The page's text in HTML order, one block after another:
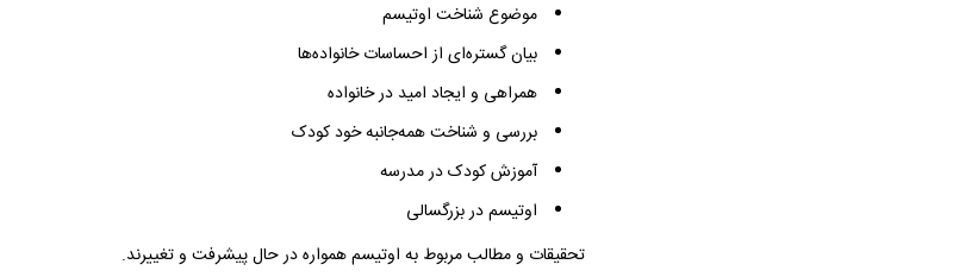
موضوع شناخت اوتیسم
بیان گستره‌ای از احساسات خانواده‌ها
همراهی و ایجاد امید در خانواده
بررسی و شناخت همه‌جانبه خود کودک
آموزش کودک در مدرسه
اوتیسم در بزرگسالی
تحقیقات و مطالب مربوط به اوتیسم همواره در حال پیشرفت و تغییرند.